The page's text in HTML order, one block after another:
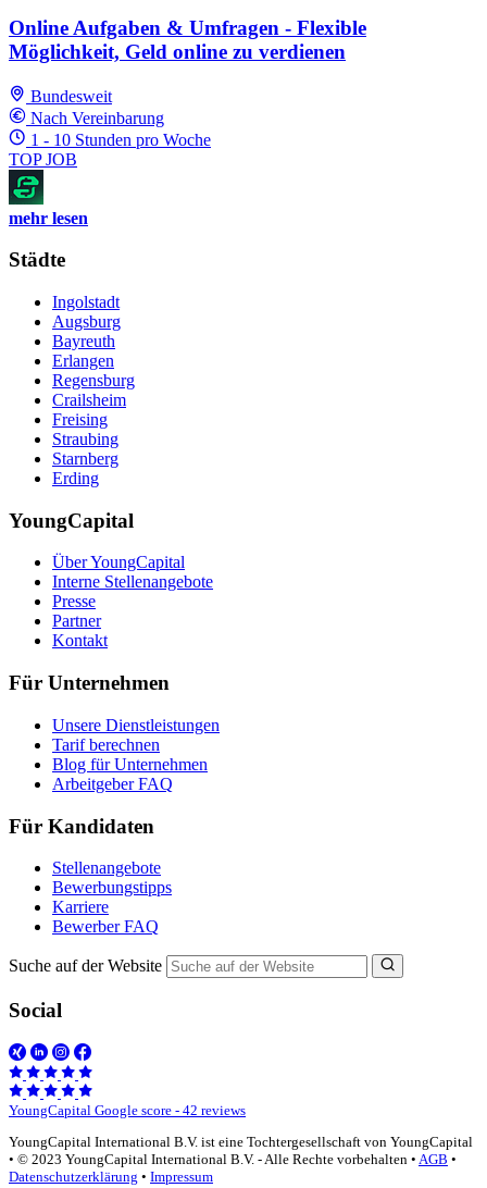
Online Aufgaben & Umfragen - Flexible
Möglichkeit, Geld online zu verdienen
Bundesweit
Nach Vereinbarung
1 - 10 Stunden pro Woche
TOP JOB
mehr lesen
Städte
Ingolstadt
Augsburg
Bayreuth
Erlangen
Regensburg
Crailsheim
Freising
Straubing
Starnberg
Erding
YoungCapital
Über YoungCapital
Interne Stellenangebote
Presse
Partner
Kontakt
Für Unternehmen
Unsere Dienstleistungen
Tarif berechnen
Blog für Unternehmen
Arbeitgeber FAQ
Für Kandidaten
Stellenangebote
Bewerbungstipps
Karriere
Bewerber FAQ
Suche auf der Website
Social
YoungCapital Google score - 42 reviews
YoungCapital International B.V. ist eine Tochtergesellschaft von YoungCapital
• © 2023 YoungCapital International B.V. - Alle Rechte vorbehalten • AGB •
Datenschutzerklärung • Impressum